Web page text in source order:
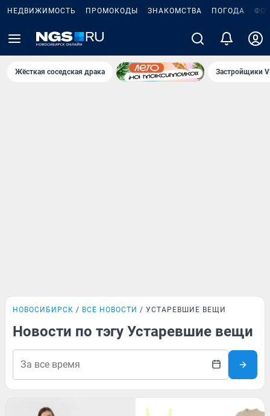
НЕДВИЖИМОСТЬ ПРОМОКОДЫ ЗНАКОМСТВА ПОГОДА
Жёсткая соседская драка Застройщики
НОВОСИБИРСК ВСЕ НОВОСТИ УСТАРЕВШИЕ ВЕЩИ
Новости по тэгу Устаревшие вещи